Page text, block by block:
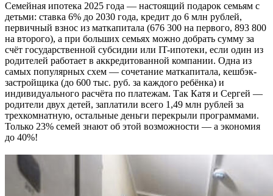
Семейная ипотека 2025 года — настоящий подарок семьям с
детьми: ставка 6% до 2030 года, кредит до 6 млн рублей,
первичный взнос из маткапитала (676 300 на первого, 893 800
на второго), а при больших семьях можно добрать сумму за
счёт государственной субсидии или IT-ипотеки, если один из
родителей работает в аккредитованной компании. Одна из
самых популярных схем — сочетание маткапитала, кешбэк-
застройщика (до 600 тыс. руб. за каждого ребёнка) и
индивидуального расчёта по платежам. Так Катя и Сергей —
родители двух детей, заплатили всего 1,49 млн рублей за
трехкомнатную, остальные деньги перекрыли программами.
Только 23% семей знают об этой возможности — а экономия
до 40%!